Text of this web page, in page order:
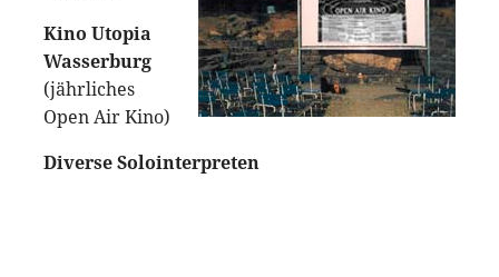
Kino Utopia
Wasserburg
(jährliches
Open Air Kino)
Diverse Solointerpreten